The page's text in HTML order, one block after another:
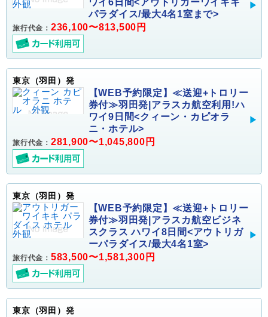
ワイ6日間<アウトリガーワイキキ
パラダイス/最大4名1室まで>
旅行代金： 236,100〜813,500円
東京（羽田）発
【WEB予約限定】≪送迎+トロリー
券付≫羽田発|アラスカ航空利用!ハ
ワイ9日間<クィーン・カピオラ
ニ・ホテル>
旅行代金： 281,900〜1,045,800円
東京（羽田）発
【WEB予約限定】≪送迎+トロリー
券付≫羽田発|アラスカ航空ビジネ
スクラス ハワイ8日間<アウトリガ
ーパラダイス/最大4名1室>
旅行代金： 583,500〜1,581,300円
東京（羽田）発